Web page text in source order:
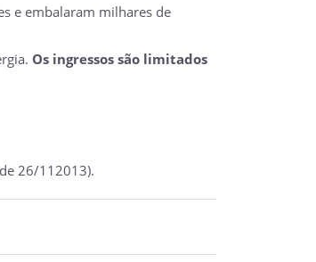
e embalaram milhares de
Os ingressos são limitados
26/112013).